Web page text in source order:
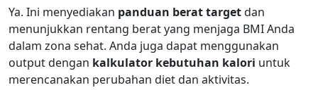
Ya. Ini menyediakan panduan berat targetdan
menunjukkan rentang berat yang menjaga BMI Anda
dalam zona sehat. Anda juga dapat menggunakan
output dengan kalkulator kebutuhan kalori untuk
merencanakan perubahan diet dan aktivitas.